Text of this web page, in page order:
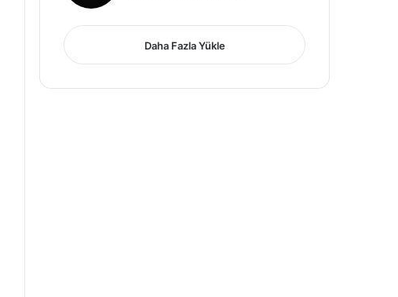
Daha Fazla Yükle